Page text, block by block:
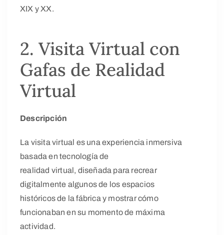
XIX y XX.
2. Visita Virtual con
Gafas de Realidad
Virtual
Descripción
La visita virtual es una experiencia inmersiva
basada en tecnología de
realidad virtual, diseñada para recrear
digitalmente algunos de los espacios
históricos de la fábrica y mostrar cómo
funcionaban en su momento de máxima
actividad.